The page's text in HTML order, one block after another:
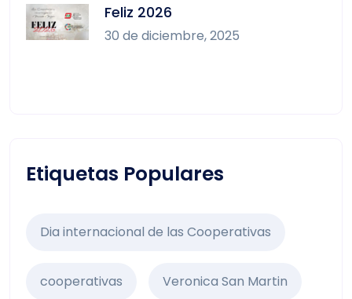
Feliz 2026
30 de diciembre, 2025
Etiquetas Populares
Dia internacional de las Cooperativas
cooperativas Veronica San Martin